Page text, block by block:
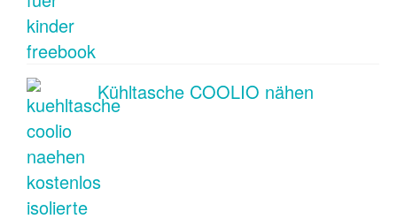
Kühltasche COOLIO nähen